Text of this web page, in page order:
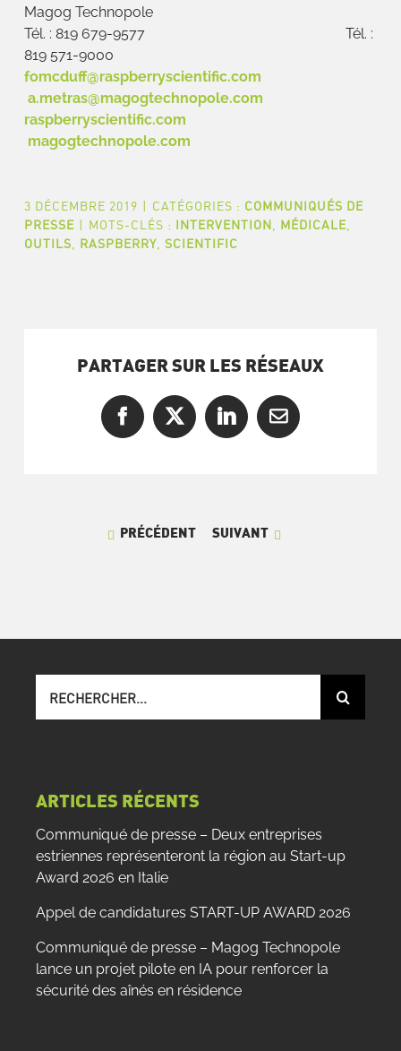
Magog Technopole
Tél. : 819 679-9577 Tél. :
819 571-9000
fomcduff@raspberryscientific.com
a.metras@magogtechnopole.com
raspberryscientific.com
magogtechnopole.com
3 DÉCEMBRE 2019 | CATÉGORIES : COMMUNIQUÉS DE
PRESSE | MOTS-CLÉS : INTERVENTION MÉDICALE,
OUTILS
RASPBERRY, SCIENTIFIC
PARTAGER SUR LES RÉSEAUX
Facebook
X LinkedInCourriel
PRÉCÉDENT SUIVANT
sur
ARTICLES RÉCENTS
Communiqué de presse – Deux entreprises
estriennes représenteront la région au Start-up
Award 2026 en Italie
Appel de candidatures START-UP AWARD 2026
Communiqué de presse – Magog Technopole
lance un projet pilote en IA pour renforcer la
sécurité des aînés en résidence